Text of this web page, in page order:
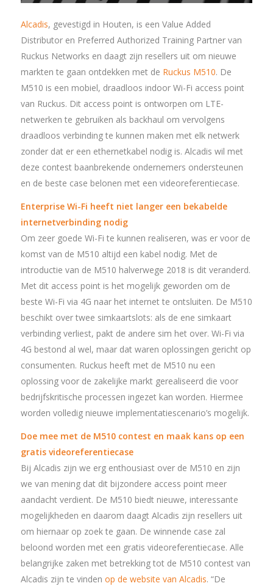
Alcadis, gevestigd in Houten, is een Value Added
Distributor en Preferred Authorized Training Partner van
Ruckus Networks en daagt zijn resellers uit om nieuwe
markten te gaan ontdekken met de Ruckus M510. De
M510 is een mobiel, draadloos indoor Wi-Fi access point
van Ruckus. Dit access point is ontworpen om LTE-
netwerken te gebruiken als backhaul om vervolgens
draadloos verbinding te kunnen maken met elk netwerk
zonder dat er een ethernetkabel nodig is. Alcadis wil met
deze contest baanbrekende ondernemers ondersteunen
en de beste case belonen met een videoreferentiecase.
Enterprise Wi-Fi heeft niet langer een bekabelde
internetverbinding nodig
Om zeer goede Wi-Fi te kunnen realiseren, was er voor de
komst van de M510 altijd een kabel nodig. Met de
introductie van de M510 halverwege 2018 is dit veranderd.
Met dit access point is het mogelijk geworden om de
beste Wi-Fi via 4G naar het internet te ontsluiten. De M510
beschikt over twee simkaartslots: als de ene simkaart
verbinding verliest, pakt de andere sim het over. Wi-Fi via
4G bestond al wel, maar dat waren oplossingen gericht op
consumenten. Ruckus heeft met de M510 nu een
oplossing voor de zakelijke markt gerealiseerd die voor
bedrijfskritische processen ingezet kan worden. Hiermee
worden volledig nieuwe implementatiescenario’s mogelijk.
Doe mee met de M510 contest en maak kans op een
gratis videoreferentiecase
Bij Alcadis zijn we erg enthousiast over de M510 en zijn
we van mening dat dit bijzondere access point meer
aandacht verdient. De M510 biedt nieuwe, interessante
mogelijkheden en daarom daagt Alcadis zijn resellers uit
om hiernaar op zoek te gaan. De winnende case zal
beloond worden met een gratis videoreferentiecase. Alle
belangrijke zaken met betrekking tot de M510 contest van
Alcadis zijn te vinden op de website van Alcadis. “De